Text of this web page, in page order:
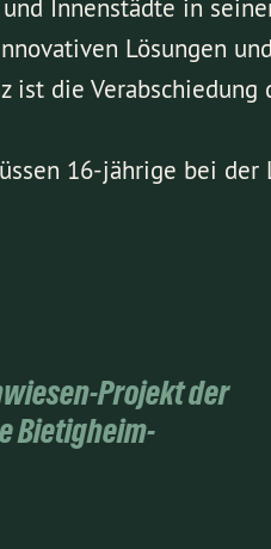
Innenstädte in
Lösungen
ist die Verabschiedung
16-jährige bei der
Projekt der
Bietigheim-